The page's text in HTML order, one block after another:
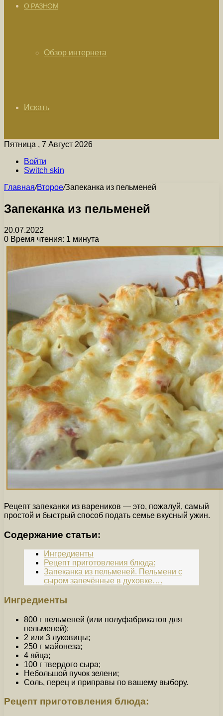
О РАЗНОМ
Обзор интернета
Искать
Пятница , 7 Август 2026
Войти
Switch skin
Главная/Второе/Запеканка из пельменей
Запеканка из пельменей
20.07.2022
0 Время чтения: 1 минута
Рецепт запеканки из вареников — это, пожалуй, самый
простой и быстрый способ подать семье вкусный ужин.
Содержание статьи:
Ингредиенты
Рецепт приготовления блюда:
Запеканка из пельменей. Пельмени с
сыром запечённые в духовке….
Ингредиенты
800 г пельменей (или полуфабрикатов для
пельменей);
2 или 3 луковицы;
250 г майонеза;
4 яйца;
100 г твердого сыра;
Небольшой пучок зелени;
Соль, перец и приправы по вашему выбору.
Рецепт приготовления блюда: